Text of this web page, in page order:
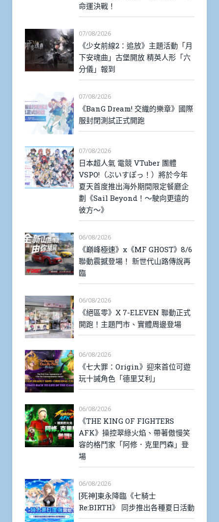
命運決戰！
07/08/2026
《少女前線2：追放》主題活動「月
下安魂曲」古堡開放 精英人形「六
分儀」報到
07/08/2026
《BanG Dream! 交織的樂章》國際
服封閉測試正式開跑
07/08/2026
日本超人氣 電競 VTuber 團體
VSPO!（ぶいすぽっ！）將於今年
夏天首度推出海外期間限定餐廳企
劃《Sail Beyond！～駛向更遠的
彼方～》
06/08/2026
《巔峰極速》x《MF GHOST》8/6
聯動震撼登場！ 新世代山路傳說再
臨
06/08/2026
《絕區零》X 7-ELEVEN 聯動正式
開跑！主題門市、實體周邊登場
06/08/2026
《七大罪：Origin》迎來首位可遊
玩十誡角色「德里艾利」
06/08/2026
《THE KING OF FIGHTERS
AFK》操控翠綠火焰、帶著傲慢笑
容的格鬥家「阿修．克里門森」登
場
06/08/2026
[死神]東永降臨《七騎士
Re:BIRTH》 同步推出各種夏日活動